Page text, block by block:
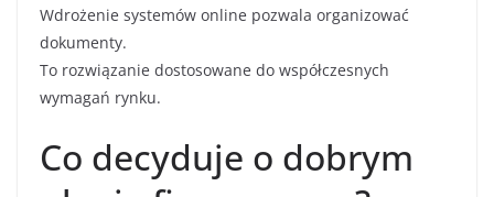
Wdrożenie systemów online pozwala organizować
dokumenty.
To rozwiązanie dostosowane do współczesnych
wymagań rynku.
Co decyduje o dobrym